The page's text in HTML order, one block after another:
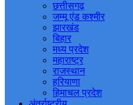
छत्तीसगढ़
जम्मू एंड कश्मीर
झारखंड
बिहार
मध्य प्रदेश
महाराष्ट्र
राजस्थान
हरियाणा
हिमाचल प्रदेश